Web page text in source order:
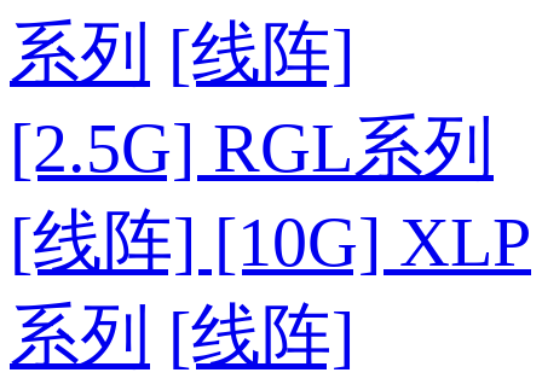
系列 [线阵]
[2.5G] RGL系列
[线阵] [10G] XLP
系列 [线阵]